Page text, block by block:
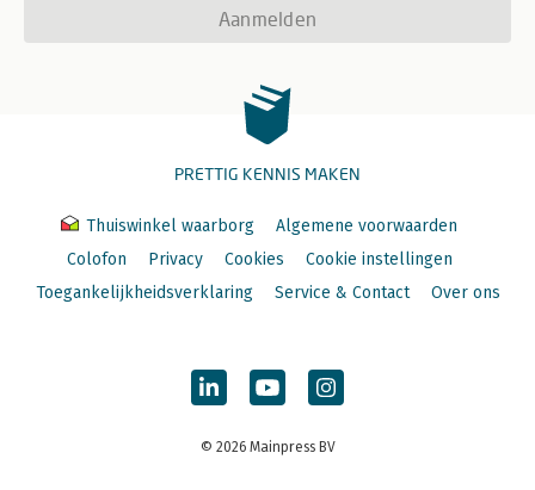
Aanmelden
PRETTIG KENNIS MAKEN
Thuiswinkel waarborg
Algemene voorwaarden
Colofon
Privacy Cookies
Cookie instellingen
Toegankelijkheidsverklaring
Service & Contact Over ons
© 2026 Mainpress BV